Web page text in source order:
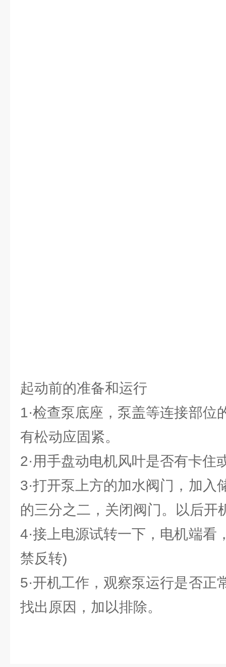
起动前的准备和运行
1·检查泵底座，泵盖等连接部位
有松动应固紧。
2·用手盘动电机风叶是否有卡住
3·打开泵上方的加水阀门，加入
的三分之二，关闭阀门。以后开
4·接上电源试转一下，电机端看
禁反转)
5·开机工作，观察泵运行是否正
找出原因，加以排除。